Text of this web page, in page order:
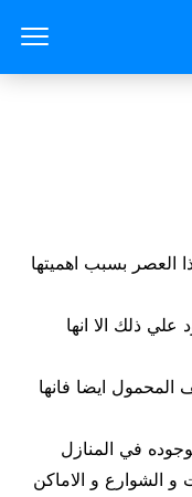
بسبب اهميتها
ذلك الا انها
المحمول ايضا فانها
في المنازل
و الشوارع و الاماكن